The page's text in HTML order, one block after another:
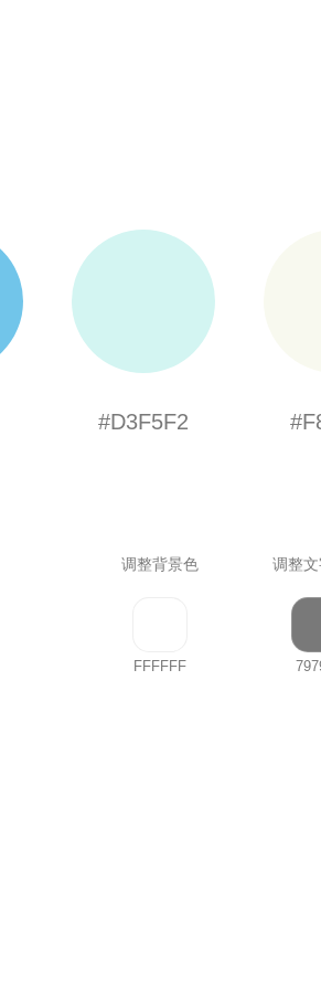
#D3F5F2
调整背景色 调整